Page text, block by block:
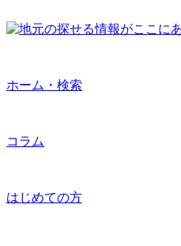
ホーム・検索
コラム
はじめての方